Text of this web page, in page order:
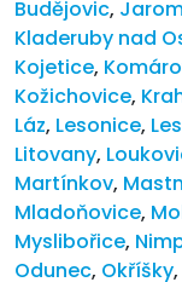
Budějovic,
Kladeruby nad
Kojetice,
Kožichovice,
Láz, Lesonice,
Litovany,
Martínkov,
Mladoňovice,
Myslibořice,
Odunec, Okříšky,